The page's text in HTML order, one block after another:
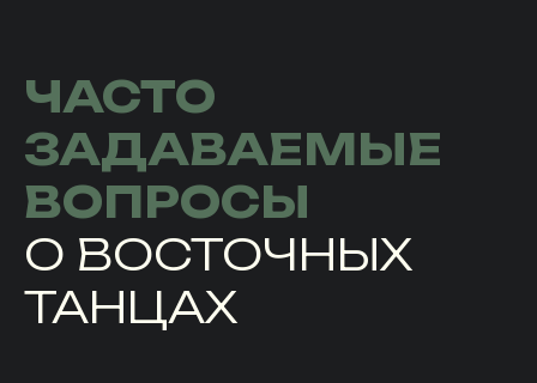
ЧАСТО
ЗАДАВАЕМЫЕ
ВОПРОСЫ
О ВОСТОЧНЫХ
ТАНЦАХ